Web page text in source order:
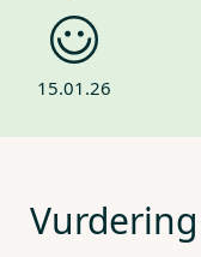
15.01.26